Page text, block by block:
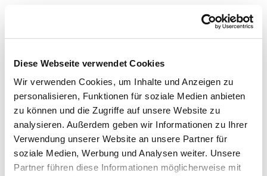
Diese Webseite verwendet Cookies
Wir verwenden Cookies, um Inhalte und Anzeigen zu
personalisieren, Funktionen für soziale Medien anbieten
zu können und die Zugriffe auf unsere Website zu
analysieren. Außerdem geben wir Informationen zu Ihrer
Verwendung unserer Website an unsere Partner für
soziale Medien, Werbung und Analysen weiter. Unsere
Partner führen diese Informationen möglicherweise mit